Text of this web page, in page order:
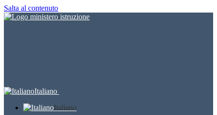
Salta al contenuto
Italiano
Italiano